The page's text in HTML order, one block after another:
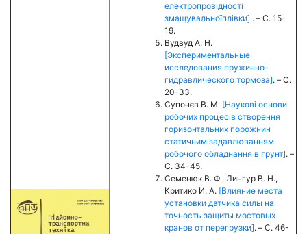
електропровідності
змащувальноїплівки] . – C. 15-
19.
Вудвуд А. Н.
[Экспериментальные
исследования пружинно-
гидравлического тормоза]. – C.
20-33.
Супонєв В. М. [Наукові основи
робочих процесів створення
горизонтальних порожнин
статичним задавлюванням
робочого обладнання в грунт]. –
C. 34-45.
Семенюк В. Ф., Лингур В. Н.,
Критико И. А. [Влияние места
установки датчика силы на
точность защиты мостовых
кранов от перегрузки]. – C. 46-